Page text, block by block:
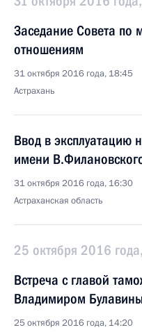
Заседание Совета по
отношениям
31 октября 2016 года, 18:45
Астрахань
Ввод в эксплуатацию
имени
31 октября 2016 года, 16:30
Астраханская область
25 октября 2016
Встреча с главой
Владимиром
25 октября 2016 года, 14:20